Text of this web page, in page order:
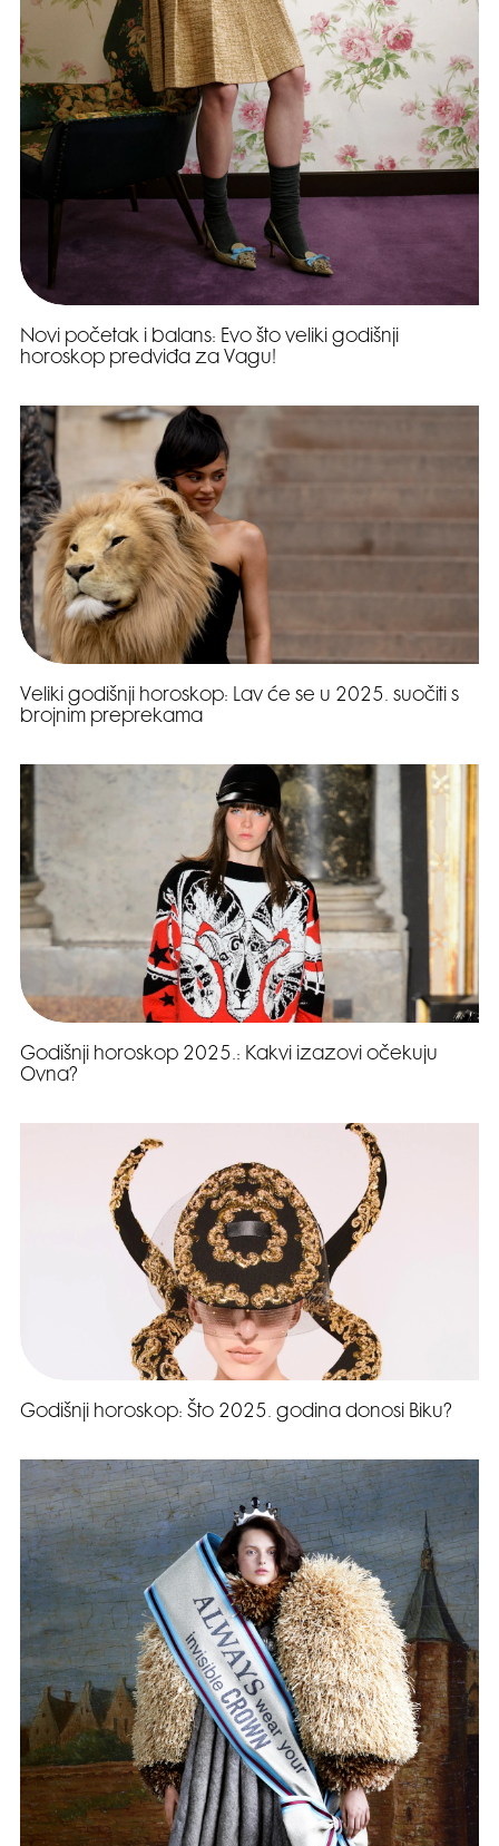
Novi početak i balans: Evo što veliki godišnji
horoskop predviđa za Vagu!
Veliki godišnji horoskop: Lav će se u 2025. suočiti s
brojnim preprekama
Godišnji horoskop 2025.: Kakvi izazovi očekuju
Ovna?
Godišnji horoskop: Što 2025. godina donosi Biku?